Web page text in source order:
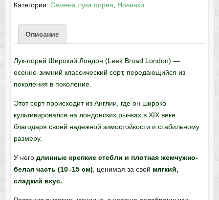
Категории: Семена лука порея Новинки
Описание
Лук-порей Широкий Лондон (Leek Broad London) —
осенне-зимний классический сорт, передающийся из
поколения в поколение.
Этот сорт происходит из Англии, где он широко
культивировался на лондонских рынках в XIX веке
благодаря своей надежной зимостойкости и стабильному
размеру.
У него длинные крепкие стебли и плотная жемчужно-
белая часть (10–15 см), ценимая за свой мягкий,
сладкий вкус.